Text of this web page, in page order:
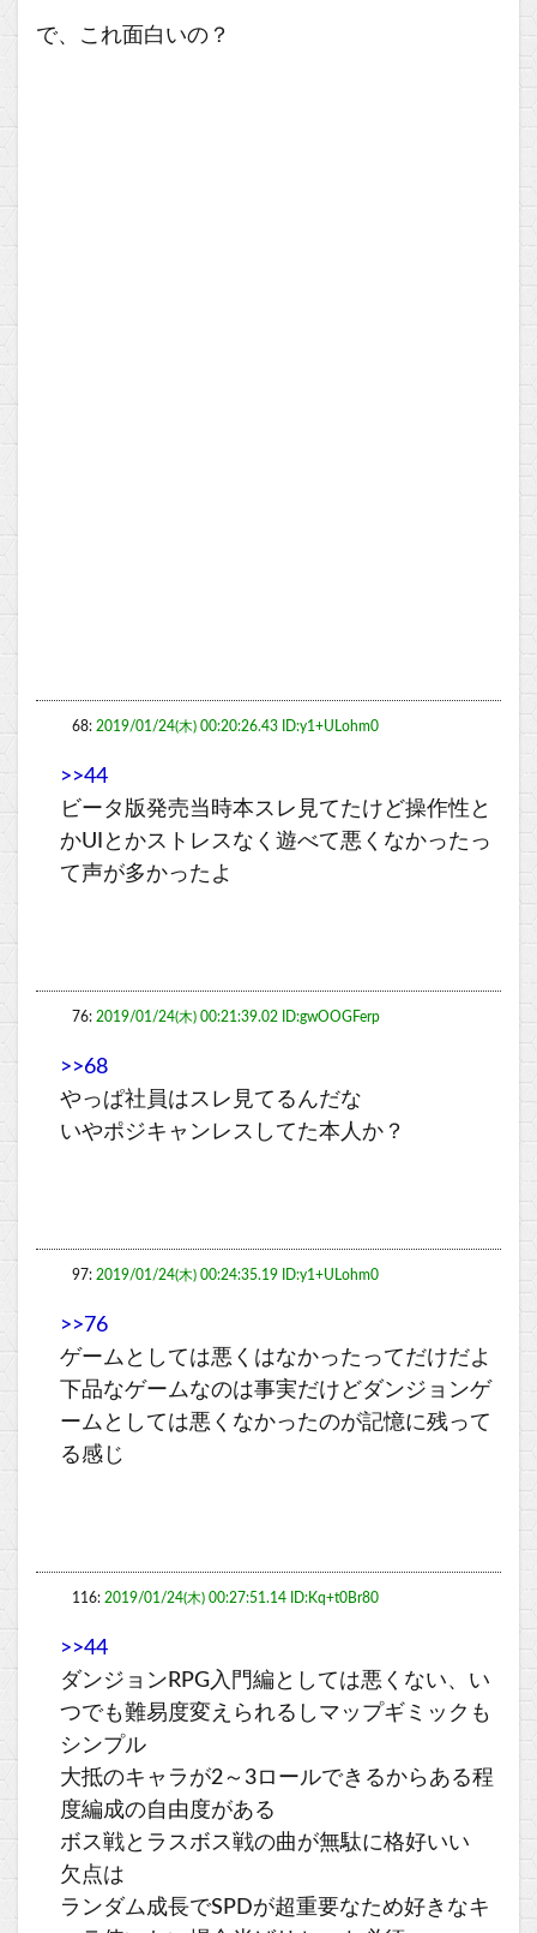
で、これ面白いの？
68: 2019/01/24(木) 00:20:26.43 ID:y1+ULohm0
>>44
ビータ版発売当時本スレ見てたけど操作性と
かUIとかストレスなく遊べて悪くなかったっ
て声が多かったよ
76: 2019/01/24(木) 00:21:39.02 ID:gwOOGFerp
>>68
やっぱ社員はスレ見てるんだな
いやポジキャンレスしてた本人か？
97: 2019/01/24(木) 00:24:35.19 ID:y1+ULohm0
>>76
ゲームとしては悪くはなかったってだけだよ
下品なゲームなのは事実だけどダンジョンゲ
ームとしては悪くなかったのが記憶に残って
る感じ
116: 2019/01/24(木) 00:27:51.14 ID:Kq+t0Br80
>>44
ダンジョンRPG入門編としては悪くない、い
つでも難易度変えられるしマップギミックも
シンプル
大抵のキャラが2～3ロールできるからある程
度編成の自由度がある
ボス戦とラスボス戦の曲が無駄に格好いい
欠点は
ランダム成長でSPDが超重要なため好きなキ